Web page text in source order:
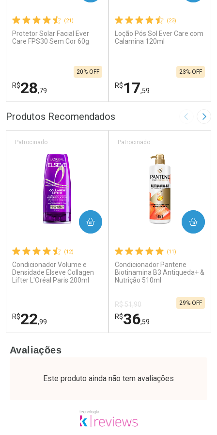
(21)
Protetor Solar Facial Ever
Care FPS30 Sem Cor 60g
R$28,79
20% OFF
FECHAR
Laboratório
Ativar Desconto
FECHAR
Por Menos
Comprar sem Desconto
(23)
Loção Pós Sol Ever Care com
Calamina 120ml
R$17,59
23% OFF
Laboratório
Ativar Desconto
Por R$ 17,59/cada
Por Menos
Comprar sem Desconto
Produtos Recomendados Imagem
(12)
Condicionador Volume e
Densidade Elseve Collagen
Lifter L'Oréal Paris 200ml
Patrocinado
R$22,99
COMPRAR
Laboratório
Por Menos
(11)
Condicionador Pantene
Biotinamina B3 Antiqueda+ &
Nutrição 510ml
Patrocinado
R$ 51,90
R$36,59
29% OFF
COMPRAR
Laboratório
Por Menos
Avaliações
Este produto ainda não tem avaliações